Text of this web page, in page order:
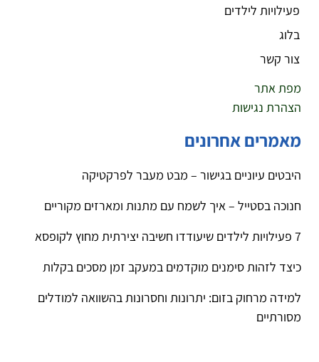
פעילויות לילדים
בלוג
צור קשר
מפת אתר
הצהרת נגישות
מאמרים אחרונים
היבטים עיוניים בגישור – מבט מעבר לפרקטיקה
חנוכה בסטייל – איך לשמח עם מתנות ומארזים מקוריים
7 פעילויות לילדים שיעודדו חשיבה יצירתית מחוץ לקופסא
כיצד לזהות סימנים מוקדמים במעקב זמן מסכים בקלות
למידה מרחוק בזום: יתרונות וחסרונות בהשוואה למודלים
מסורתיים